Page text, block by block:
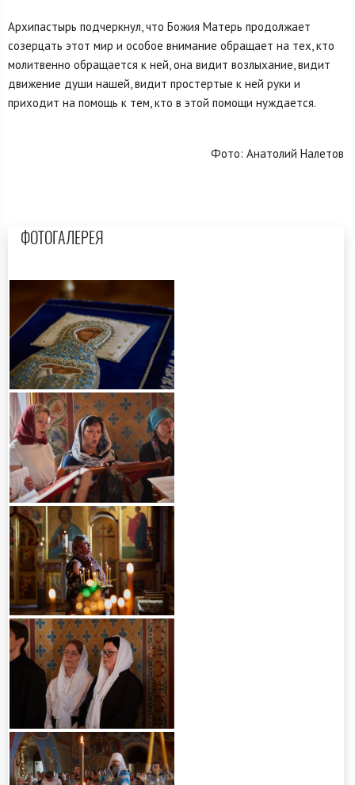
Архипастырь подчеркнул, что Божия Матерь продолжает
созерцать этот мир и особое внимание обращает на тех, кто
молитвенно обращается к ней, она видит возлыхание, видит
движение души нашей, видит простертые к ней руки и
приходит на помощь к тем, кто в этой помощи нуждается.
Фото: Анатолий Налетов
ФОТОГАЛЕРЕЯ